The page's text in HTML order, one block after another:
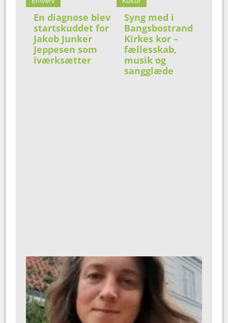
En diagnose blev
startskuddet for
Jakob Junker
Jeppesen som
iværksætter
Syng med i
Bangsbostrand
Kirkes kor –
fællesskab,
musik og
sangglæde